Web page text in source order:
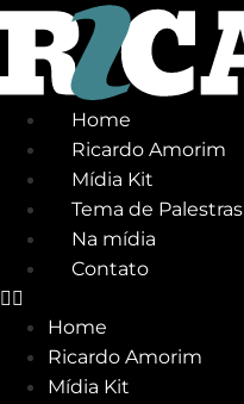
Ir
para
o
conteúdo
Home
Ricardo Amorim
Mídia Kit
Tema de Palestras
Na mídia
Contato
Home
Ricardo Amorim
Mídia Kit